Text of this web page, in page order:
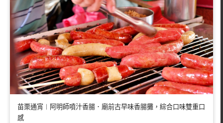
苗栗通宵︱阿明師噴汁香腸．廟前古早味香腸攤，綜合口味雙重口
感